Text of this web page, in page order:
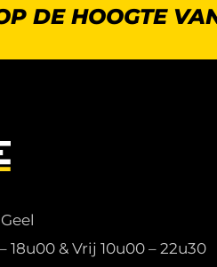
DE HOOGTE
& Vrij 10u00 – 22u30